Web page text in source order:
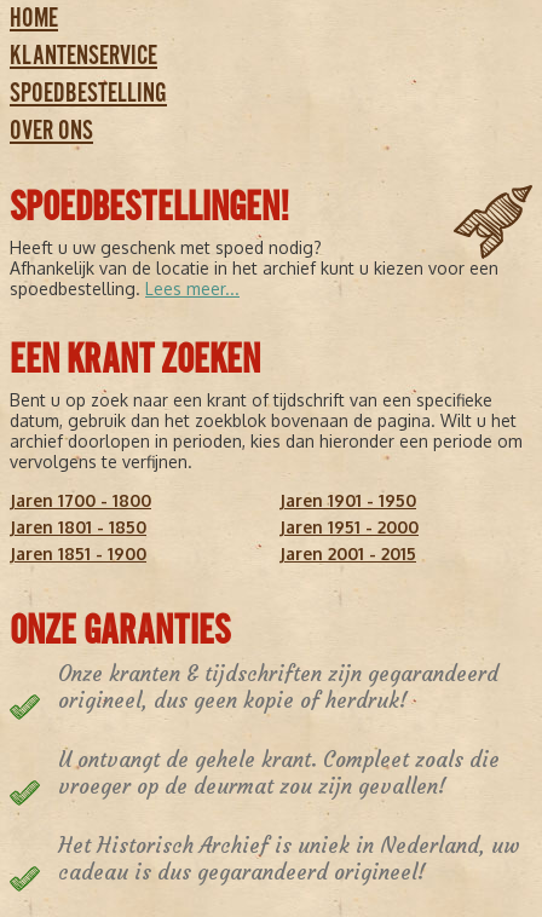
HOME
KLANTENSERVICE
SPOEDBESTELLING
OVER ONS
SPOEDBESTELLINGEN!
Heeft u uw geschenk met spoed nodig?
Afhankelijk van de locatie in het archief kunt u kiezen voor een
spoedbestelling. Lees meer...
EEN KRANT ZOEKEN
Bent u op zoek naar een krant of tijdschrift van een specifieke
datum, gebruik dan het zoekblok bovenaan de pagina. Wilt u het
archief doorlopen in perioden, kies dan hieronder een periode om
vervolgens te verfijnen.
Jaren 1700 - 1800
Jaren 1801 - 1850
Jaren 1851 - 1900
Jaren 1901 - 1950
Jaren 1951 - 2000
Jaren 2001 - 2015
ONZE GARANTIES
Onze kranten & tijdschriften zijn gegarandeerd
origineel, dus geen kopie of herdruk!
U ontvangt de gehele krant. Compleet zoals die
vroeger op de deurmat zou zijn gevallen!
Het Historisch Archief is uniek in Nederland, uw
cadeau is dus gegarandeerd origineel!